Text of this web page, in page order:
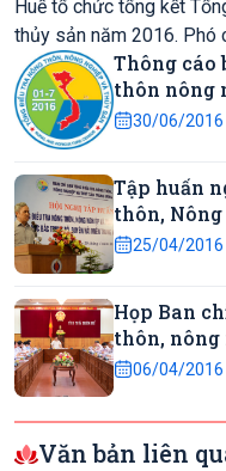
Huế tổ chức tổng kết
thủy sản năm 2016. Phó
đạo Tổng điều tra tỉnh
Thông cáo
thôn nông
30/06/2016
Tập huấn
thôn,
khu vực
Trung và
25/04/2016
Họp Ban
thôn,
06/04/2016
Văn bản liên